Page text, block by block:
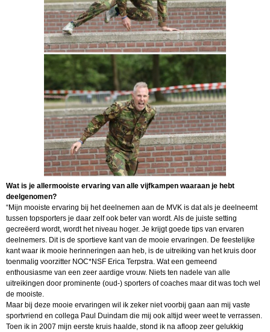
Wat is je allermooiste ervaring van alle vijfkampen waaraan je hebt
deelgenomen?
“Mijn mooiste ervaring bij het deelnemen aan de MVK is dat als je deelneemt
tussen topsporters je daar zelf ook beter van wordt. Als de juiste setting
gecreëerd wordt, wordt het niveau hoger. Je krijgt goede tips van ervaren
deelnemers. Dit is de sportieve kant van de mooie ervaringen. De feestelijke
kant waar ik mooie herinneringen aan heb, is de uitreiking van het kruis door
toenmalig voorzitter NOC*NSF Erica Terpstra. Wat een gemeend
enthousiasme van een zeer aardige vrouw. Niets ten nadele van alle
uitreikingen door prominente (oud-) sporters of coaches maar dit was toch wel
de mooiste.
Maar bij deze mooie ervaringen wil ik zeker niet voorbij gaan aan mij vaste
sportvriend en collega Paul Duindam die mij ook altijd weer weet te verrassen.
Toen ik in 2007 mijn eerste kruis haalde, stond ik na afloop zeer gelukkig